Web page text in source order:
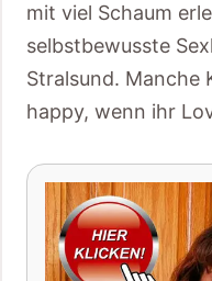
mit viel Schaum
selbstbewusste
Stralsund. Manche
happy, wenn ihr